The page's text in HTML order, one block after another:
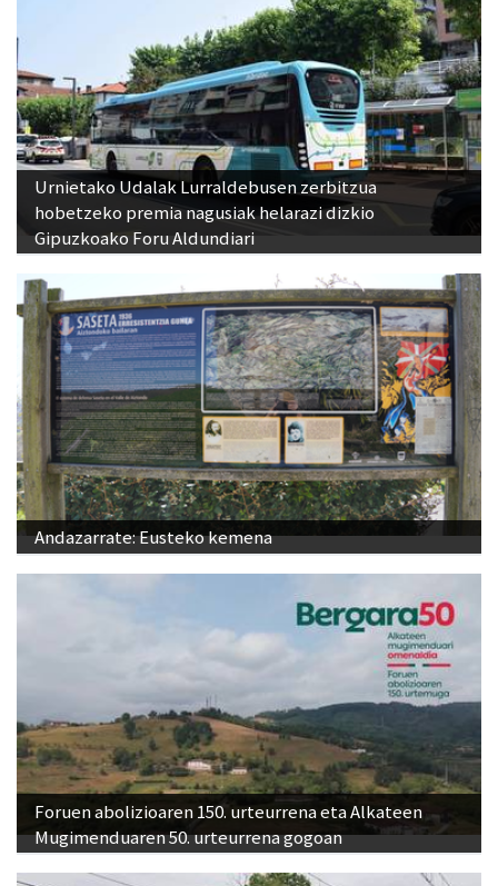
Urnietako Udalak Lurraldebusen zerbitzua
hobetzeko premia nagusiak helarazi dizkio
Gipuzkoako Foru Aldundiari
Andazarrate: Eusteko kemena
Foruen abolizioaren 150. urteurrena eta Alkateen
Mugimenduaren 50. urteurrena gogoan